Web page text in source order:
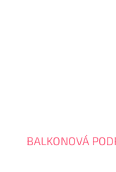
BALKONOVÁ